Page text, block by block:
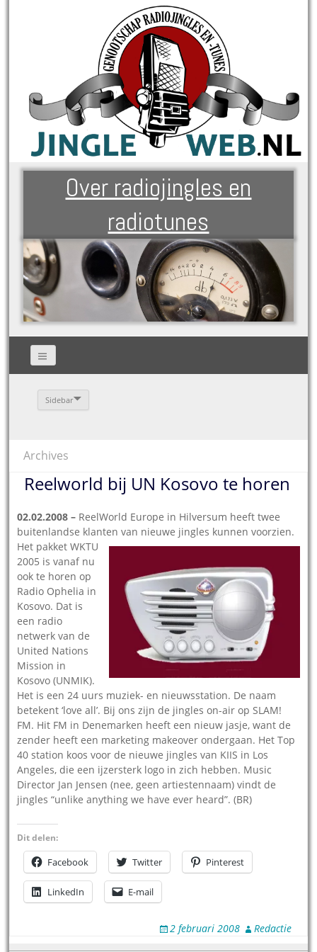
Over radiojingles en
radiotunes
Sidebar
Archives
Reelworld bij UN Kosovo te horen
02.02.2008 – ReelWorld Europe in Hilversum heeft twee
buitenlandse klanten van nieuwe jingles kunnen voorzien.
Het pakket WKTU
2005 is vanaf nu
ook te horen op
Radio Ophelia in
Kosovo. Dat is
een radio
netwerk van de
United Nations
Mission in
Kosovo (UNMIK).
Het is een 24 uurs muziek- en nieuwsstation. De naam
betekent ‘love all’. Bij ons zijn de jingles on-air op SLAM!
FM. Hit FM in Denemarken heeft een nieuw jasje, want de
zender heeft een marketing makeover ondergaan. Het Top
40 station koos voor de nieuwe jingles van KIIS in Los
Angeles, die een ijzersterk logo in zich hebben. Music
Director Jan Jensen (nee, geen artiestennaam) vindt de
jingles “unlike anything we have ever heard”. (BR)
Dit delen:
Facebook Twitter Pinterest
LinkedIn E-mail
2 februari 2008 Redactie